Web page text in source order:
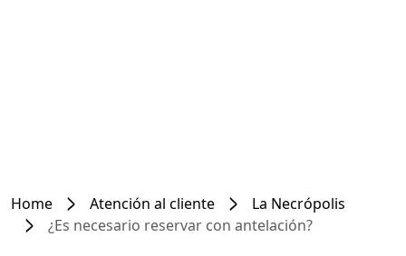
Home Atención al cliente
La Necrópolis
¿Es necesario reservar con antelación?